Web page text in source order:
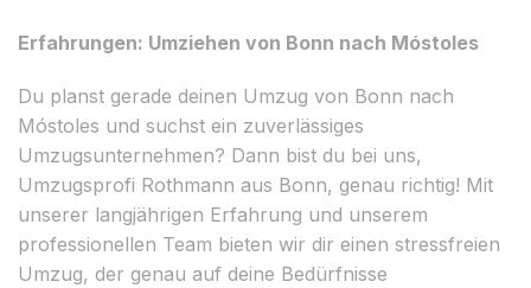
Erfahrungen: Umziehen von Bonn nach Móstoles
Du planst gerade deinen Umzug von Bonn nach
Móstoles und suchst ein zuverlässiges
Umzugsunternehmen? Dann bist du bei uns,
Umzugsprofi Rothmann aus Bonn, genau richtig! Mit
unserer langjährigen Erfahrung und unserem
professionellen Team bieten wir dir einen stressfreien
Umzug, der genau auf deine Bedürfnisse